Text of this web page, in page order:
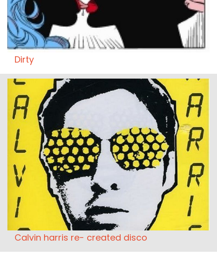
Dirty
Calvin harris re- created disco